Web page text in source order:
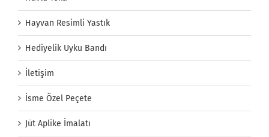
Hayvan Resimli Yastık
Hediyelik Uyku Bandı
İletişim
İsme Özel Peçete
Jüt Aplike İmalatı